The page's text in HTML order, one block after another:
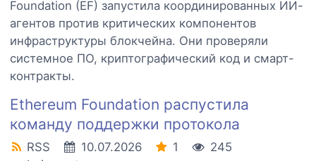
Foundation (EF) запустила координированных ИИ-
агентов против критических компонентов
инфраструктуры блокчейна. Они проверяли
системное ПО, криптографический код и смарт-
контракты.
Ethereum Foundation распустила
команду поддержки протокола
RSS 10.07.2026 1
245